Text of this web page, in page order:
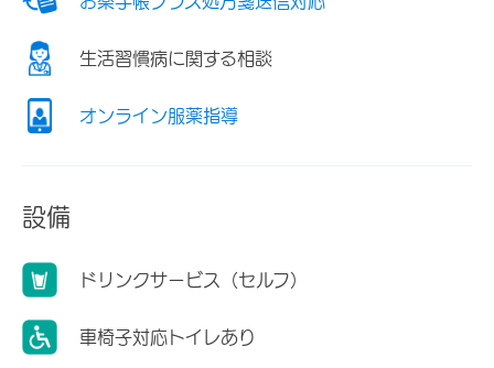
生活習慣病に関する相談
オンライン服薬指導
設備
ドリンクサービス（セルフ）
車椅子対応トイレあり